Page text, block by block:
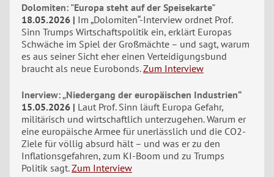
Dolomiten: "Europa steht auf der Speisekarte"
18.05.2026
Im „Dolomiten“-Interview ordnet Prof.
Sinn Trumps Wirtschaftspolitik ein, erklärt Europas
Schwäche im Spiel der Großmächte – und sagt, warum
es aus seiner Sicht eher einen Verteidigungsbund
braucht als neue Eurobonds. Zum Interview
Inerview: „Niedergang der europäischen Industrien“
15.05.2026
Laut Prof. Sinn läuft Europa Gefahr,
militärisch und wirtschaftlich unterzugehen. Warum er
eine europäische Armee für unerlässlich und die CO2-
Ziele für völlig absurd hält – und was er zu den
Inflationsgefahren, zum KI-Boom und zu Trumps
Politik sagt. Zum Interview